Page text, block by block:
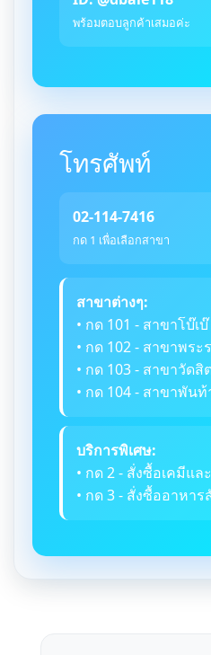
พร้อมตอบลูกค้าเสมอค่ะ
โทรศัพท์
02-114-7416
กด 1 เพื่อเลือกสาขา
สาขาต่างๆ:
• กด 101 - สาขาโบ๊เบ๊
• กด 102 - สาขาพระ
• กด 103 - สาขาวัดสิ
• กด 104 - สาขาพันท้
บริการพิเศษ:
• กด 2 - สั่งซื้อเคมีแล
• กด 3 - สั่งซื้ออาหาร